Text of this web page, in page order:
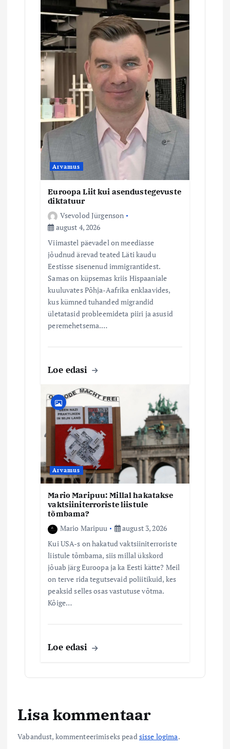
Arvamus
Euroopa Liit kui asendustegevuste
diktatuur
Vsevolod Jürgenson
august 4, 2026
Viimastel päevadel on meediasse
jõudnud ärevad teated Läti kaudu
Eestisse sisenenud immigrantidest.
Samas on küpsemas kriis Hispaaniale
kuuluvates Põhja-Aafrika enklaavides,
kus kümned tuhanded migrandid
ületatasid probleemideta piiri ja asusid
peremehetsema.…
Loe edasi
Arvamus
Mario Maripuu: Millal hakatakse
vaktsiiniterroriste liistule
tõmbama?
Mario Maripuu
august 3, 2026
Kui USA-s on hakatud vaktsiiniterroriste
liistule tõmbama, siis millal ükskord
jõuab järg Euroopa ja ka Eesti kätte? Meil
on terve rida tegutsevaid poliitikuid, kes
peaksid selles osas vastutuse võtma.
Kõige…
Loe edasi
Lisa kommentaar
Vabandust, kommenteerimiseks pead sisse logima.